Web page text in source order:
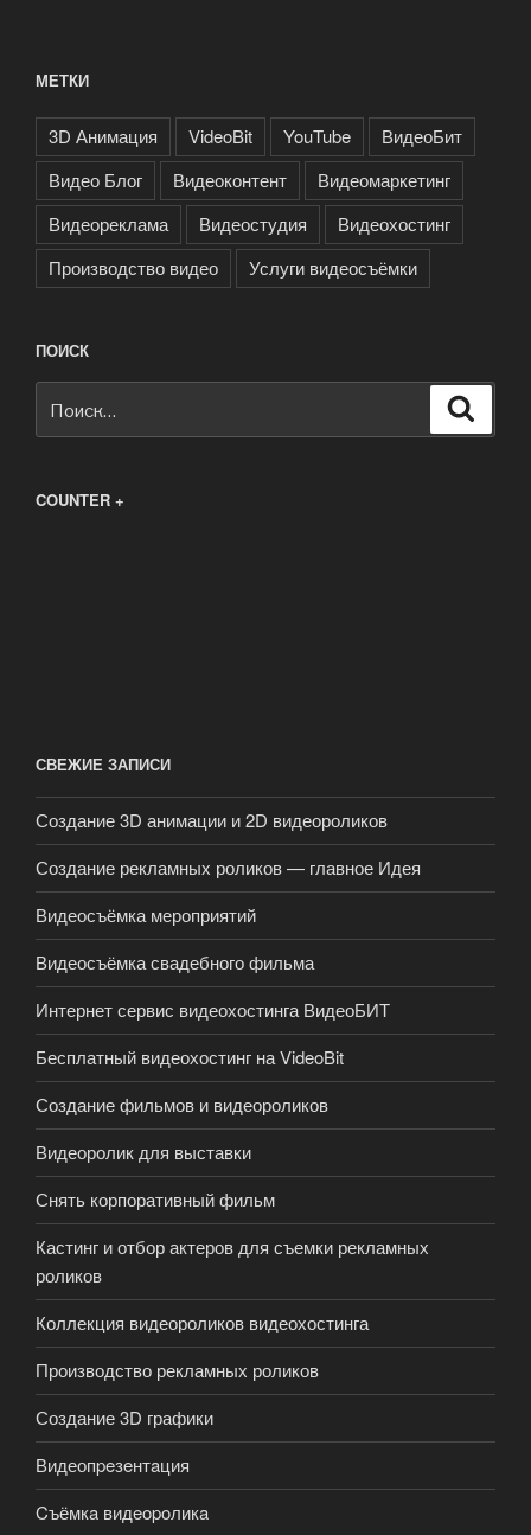
МЕТКИ
3D Анимация VideoBit YouTube
ВидеоБит
Видео Блог
Видеоконтент
Видеомаркетинг
Видеореклама
Видеостудия
Видеохостинг
Производство видео
Услуги видеосъёмки
ПОИСК
COUNTER +
СВЕЖИЕ ЗАПИСИ
Создание 3D анимации и 2D видеороликов
Создание рекламных роликов — главное Идея
Видеосъёмка мероприятий
Видеосъёмка свадебного фильма
Интернет сервис видеохостинга ВидеоБИТ
Бесплатный видеохостинг на VideoBit
Создание фильмов и видеороликов
Видеоролик для выставки
Снять корпоративный фильм
Кастинг и отбор актеров для съемки рекламных
роликов
Коллекция видеороликов видеохостинга
Производство рекламных роликов
Создание 3D графики
Видеопpeзeнтaция
Cъёмкa видeopoликa